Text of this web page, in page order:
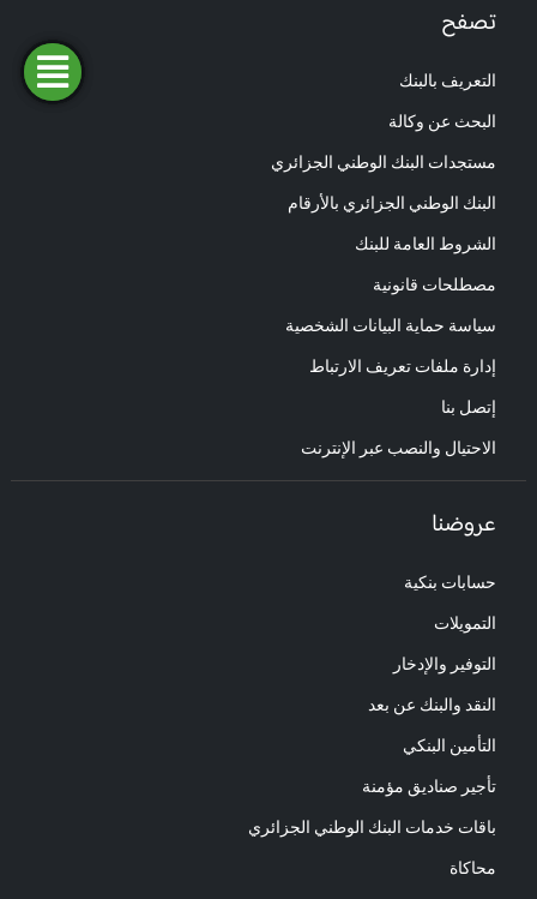
تصفح
التعريف بالبنك
البحث عن وكالة
مستجدات البنك الوطني الجزائري
البنك الوطني الجزائري بالأرقام
الشروط العامة للبنك
مصطلحات قانونية
سياسة حماية البيانات الشخصية
إدارة ملفات تعريف الارتباط
إتصل بنا
الاحتيال والنصب عبر الإنترنت
عروضنا
حسابات بنكية
التمويلات
التوفير والإدخار
النقد والبنك عن بعد
التأمين البنكي
تأجير صناديق مؤمنة
باقات خدمات البنك الوطني الجزائري
محاكاة
ابحث
عن وكالة
طلب
تمويل
المحاكاة
فتح
حساب